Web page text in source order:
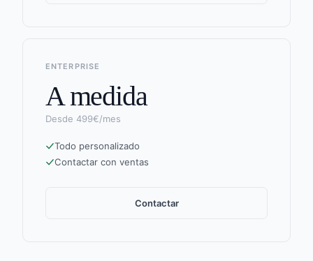
ENTERPRISE
A medida
Desde 499€/mes
Todo personalizado
Contactar con ventas
Contactar